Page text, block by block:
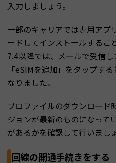
入力しましょう。
一部のキャリアでは専用アプ
ードしてインストールするこ
7.4以降では、メールで受信
「eSIMを追加」をタップす
なりました。
プロファイルのダウンロード
ジョンが最新のものになって
があるかを確認して行いまし
回線の開通手続きをする